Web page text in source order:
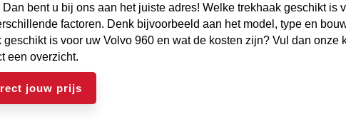
bent u bij ons aan het juiste adres! Welke trekhaak geschikt is
factoren. Denk bijvoorbeeld aan het model, type en
geschikt is voor uw Volvo 960 en wat de kosten zijn? Vul dan onze
een overzicht.
jouw prijs